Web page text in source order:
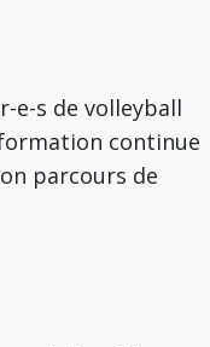
e-s de volleyball
continue
parcours de